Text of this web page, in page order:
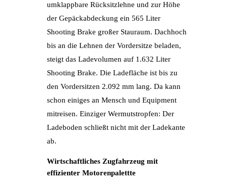
umklappbare Rücksitzlehne und zur Höhe
der Gepäckabdeckung ein 565 Liter
Shooting Brake großer Stauraum. Dachhoch
bis an die Lehnen der Vordersitze beladen,
steigt das Ladevolumen auf 1.632 Liter
Shooting Brake. Die Ladefläche ist bis zu
den Vordersitzen 2.092 mm lang. Da kann
schon einiges an Mensch und Equipment
mitreisen. Einziger Wermutstropfen: Der
Ladeboden schließt nicht mit der Ladekante
ab.
Wirtschaftliches Zugfahrzeug mit
effizienter Motorenpalettte